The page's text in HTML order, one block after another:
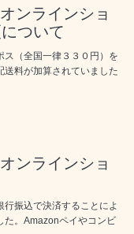
ンラインショ
ついて
ス（全国一律３３０円）を
料が加算されていました
ンラインショ
振込で決済することによ
た。Amazonペイやコンビ